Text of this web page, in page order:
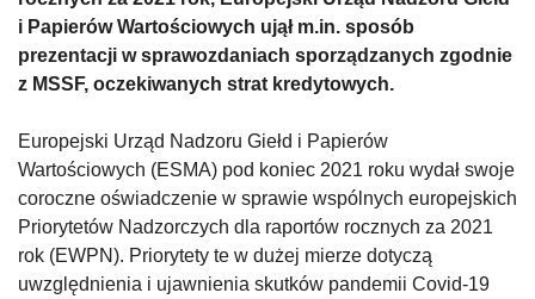
i Papierów Wartościowych ujął m.in. sposób
prezentacji w sprawozdaniach sporządzanych zgodnie
z MSSF, oczekiwanych strat kredytowych.
Europejski Urząd Nadzoru Giełd i Papierów
Wartościowych (ESMA) pod koniec 2021 roku wydał swoje
coroczne oświadczenie w sprawie wspólnych europejskich
Priorytetów Nadzorczych dla raportów rocznych za 2021
rok (EWPN). Priorytety te w dużej mierze dotyczą
uwzględnienia i ujawnienia skutków pandemii Covid-19